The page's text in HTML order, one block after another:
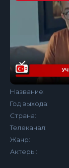
Название:
Год выхода:
Страна:
Телеканал:
Жанр:
Актеры: